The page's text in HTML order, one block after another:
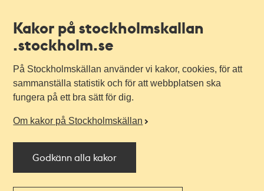
Kakor på stockholmskallan
.stockholm.se
På Stockholmskällan använder vi kakor, cookies, för att
sammanställa statistik och för att webbplatsen ska
fungera på ett bra sätt för dig.
Om kakor på Stockholmskällan
Godkänn alla kakor